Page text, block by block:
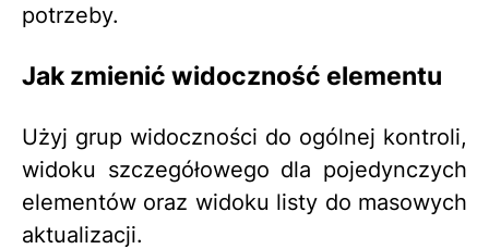
potrzeby.
Jak zmienić widoczność elementu
Użyj grup widoczności do ogólnej kontroli,
widoku szczegółowego dla pojedynczych
elementów oraz widoku listy do masowych
aktualizacji.